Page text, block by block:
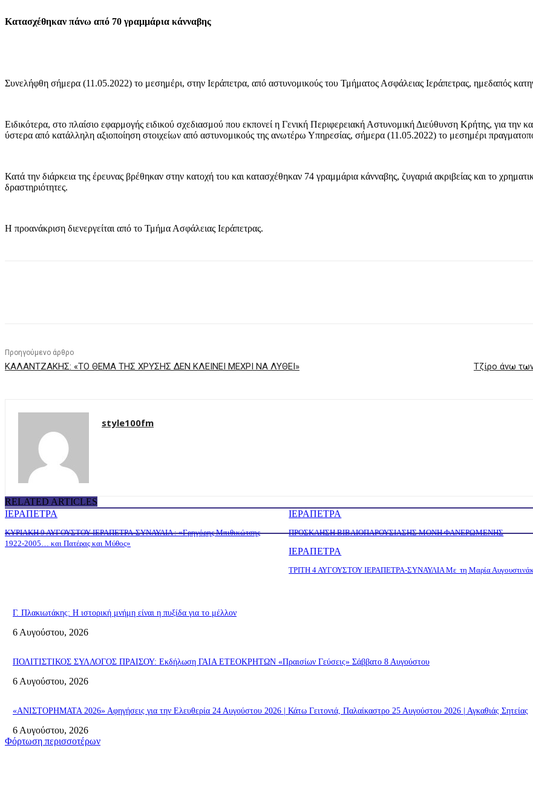
Κατασχέθηκαν πάνω από 70 γραμμάρια κάνναβης
Συνελήφθη σήμερα (11.05.2022) το μεσημέρι, στην Ιεράπετρα, από αστυνομικούς του Τμήματος Ασφάλειας Ιεράπετρας, ημεδαπός
Ειδικότερα, στο πλαίσιο εφαρμογής ειδικού σχεδιασμού που εκπονεί η Γενική Περιφερειακή Αστυνομική Διεύθυνση Κρήτης, για την
ύστερα από κατάλληλη αξιοποίηση στοιχείων από αστυνομικούς της ανωτέρω Υπηρεσίας, σήμερα (11.05.2022) το μεσημέρι
Κατά την διάρκεια της έρευνας βρέθηκαν στην κατοχή του και κατασχέθηκαν 74 γραμμάρια κάνναβης, ζυγαριά ακριβείας και το
δραστηριότητες.
Η προανάκριση διενεργείται από το Τμήμα Ασφάλειας Ιεράπετρας.
Προηγούμενο άρθρο
ΚΑΛΑΝΤΖΑΚΗΣ: «ΤΟ ΘΕΜΑ ΤΗΣ ΧΡΥΣΗΣ ΔΕΝ ΚΛΕΙΝΕΙ ΜΕΧΡΙ ΝΑ ΛΥΘΕΙ» Τζίρο άνω
style100fm
RELATED ARTICLES
ΙΕΡΑΠΕΤΡΑ
ΚΥΡΙΑΚΗ 9 ΑΥΓΟΥΣΤΟΥ ΙΕΡΑΠΕΤΡΑ-ΣΥΝΑΥΛΙΑ : «Γρηγόρης Μπιθικώτσης
1922-2005… και Πατέρας και Μύθος»
ΙΕΡΑΠΕΤΡΑ
ΠΡΟΣΚΛΗΣΗ ΒΙΒΛΙΟΠΑΡΟΥΣΙΑΣΗΣ ΜΟΝΗ ΦΑΝΕΡΩΜΕΝΗΣ
ΙΕΡΑΠΕΤΡΑ
ΤΡΙΤΗ 4 ΑΥΓΟΥΣΤΟΥ ΙΕΡΑΠΕΤΡΑ-ΣΥΝΑΥΛΙΑ Με τη Μαρία
Γ. Πλακιωτάκης: Η ιστορική μνήμη είναι η πυξίδα για το μέλλον
6 Αυγούστου, 2026
ΠΟΛΙΤΙΣΤΙΚΟΣ ΣΥΛΛΟΓΟΣ ΠΡΑΙΣΟΥ: Εκδήλωση ΓΑΙΑ ΕΤΕΟΚΡΗΤΩΝ «Πραισίων Γεύσεις» Σάββατο 8 Αυγούστου
6 Αυγούστου, 2026
«ΑΝΙΣΤΟΡΗΜΑΤΑ 2026» Αφηγήσεις για την Ελευθερία 24 Αυγούστου 2026 | Κάτω Γειτονιά, Παλαίκαστρο 25 Αυγούστου 2026 | Αγκαθιάς Σητείας
6 Αυγούστου, 2026
Φόρτωση περισσοτέρων